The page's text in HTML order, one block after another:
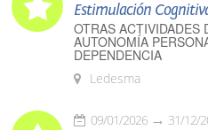
Estimulación
OTRAS ACTIVIDADES
AUTONOMÍA
DEPENDENCIA
Ledesma
09/01/2026 31/12/